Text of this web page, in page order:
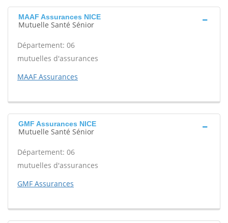
MAAF Assurances NICE
Mutuelle Santé Sénior
Département: 06
mutuelles d'assurances
MAAF Assurances
GMF Assurances NICE
Mutuelle Santé Sénior
Département: 06
mutuelles d'assurances
GMF Assurances